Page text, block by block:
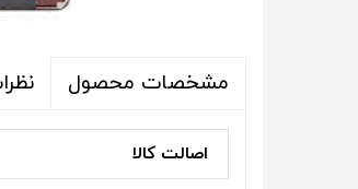
مشخصات محصول
اصالت کالا